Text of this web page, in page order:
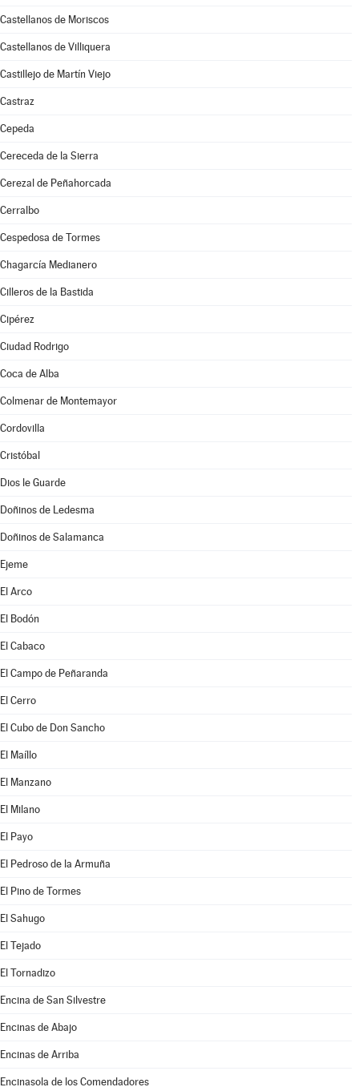
Castellanos de Moriscos
Castellanos de Villiquera
Castillejo de Martín Viejo
Castraz
Cepeda
Cereceda de la Sierra
Cerezal de Peñahorcada
Cerralbo
Cespedosa de Tormes
Chagarcía Medianero
Cilleros de la Bastida
Cipérez
Ciudad Rodrigo
Coca de Alba
Colmenar de Montemayor
Cordovilla
Cristóbal
Dios le Guarde
Doñinos de Ledesma
Doñinos de Salamanca
Ejeme
El Arco
El Bodón
El Cabaco
El Campo de Peñaranda
El Cerro
El Cubo de Don Sancho
El Maíllo
El Manzano
El Milano
El Payo
El Pedroso de la Armuña
El Pino de Tormes
El Sahugo
El Tejado
El Tornadizo
Encina de San Silvestre
Encinas de Abajo
Encinas de Arriba
Encinasola de los Comendadores